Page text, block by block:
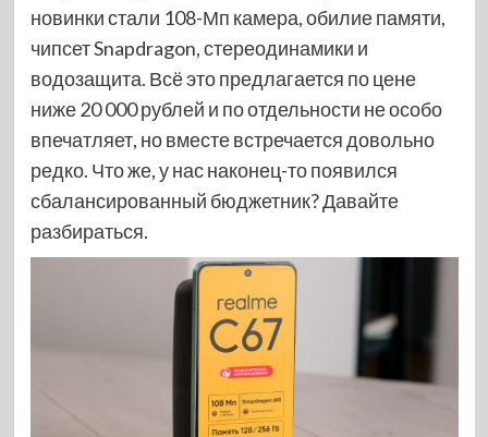
новинки стали 108-Мп камера, обилие памяти,
чипсет Snapdragon, стереодинамики и
водозащита. Всё это предлагается по цене
ниже 20 000 рублей и по отдельности не особо
впечатляет, но вместе встречается довольно
редко. Что же, у нас наконец-то появился
сбалансированный бюджетник? Давайте
разбираться.